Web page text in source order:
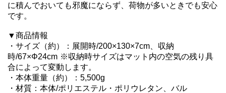
に積んでおいても邪魔にならず、荷物が多いときでも安心
です。
▼商品情報
・サイズ（約）：展開時/200×130×7cm、収納
時/67×Φ24cm ※収納時サイズはマット内の空気の残り具
合によって変動します。
・本体重量（約）：5,500g
・材質：本体/ポリエステル・ポリウレタン、バル